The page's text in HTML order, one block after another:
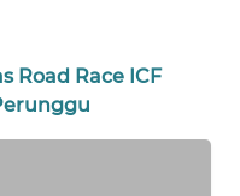
Road Race ICF